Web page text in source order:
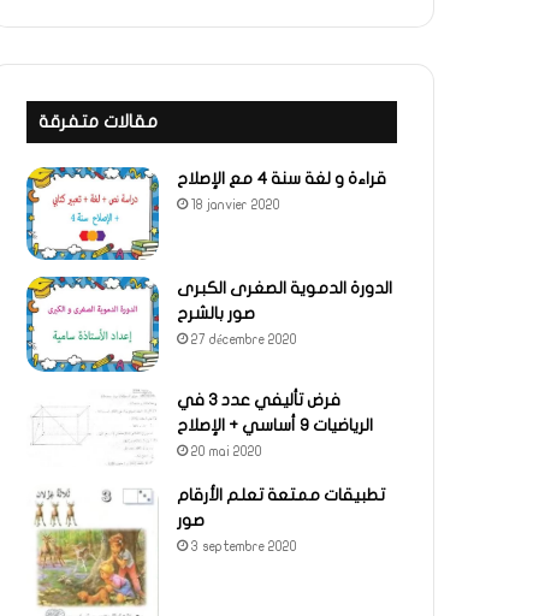
مقالات متفرقة
قراءة و لغة سنة 4 مع الإصلاح
18 janvier 2020
الدورة الدموية الصغرى الكبرى
صور بالشرح
27 décembre 2020
فرض تأليفي عدد 3 في
الرياضيات 9 أساسي + الإصلاح
20 mai 2020
تطبيقات ممتعة تعلم الأرقام
صور
3 septembre 2020